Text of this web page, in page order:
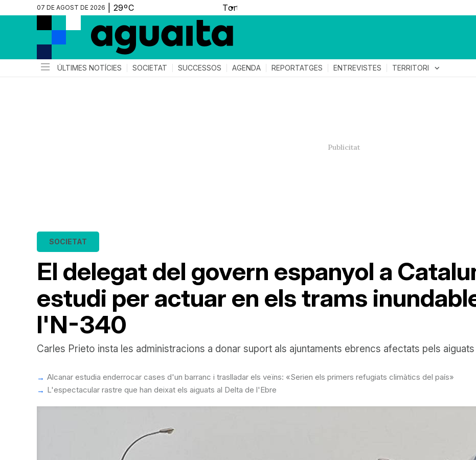
07 DE AGOST DE 2026 ▼
ÚLTIMES NOTÍCIES SOCIETAT SUCCESSOS AGENDA REPORTATGES ENTREVISTES TERRITORI expand_more
El delegat del govern espanyol a
estudi per actuar en els trams
l'N-340
SOCIETAT
Carles Prieto insta les administracions a donar suport als ajuntaments ebrencs afectats pels
Alcanar estudia enderrocar cases d'un barranc i traslladar els veïns: «Serien els primers refugiats climàtics del país»
L'espectacular rastre que han deixat els aiguats al Delta de l'Ebre